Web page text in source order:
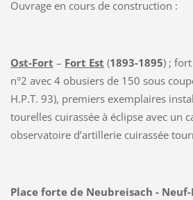
Ouvrage en cours de construction :
Ost-Fort – Fort Est (1893-1895) ;
n°2 avec 4 obusiers de 150 sous
H.P.T. 93), premiers exemplaires
tourelles cuirassée à éclipse avec un
observatoire d’artillerie cuirassée
Place forte de Neubreisach -